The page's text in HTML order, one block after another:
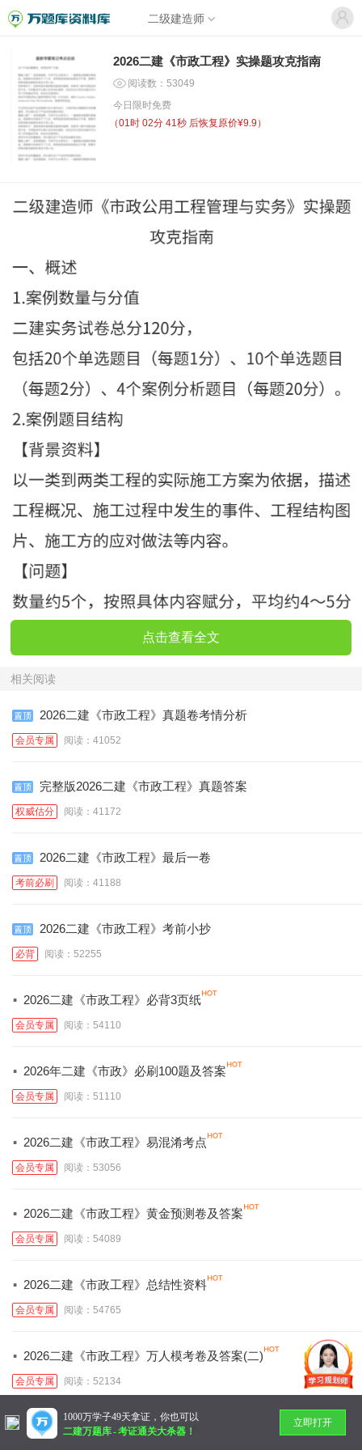
二级建造师
2026二建《市政工程》实操题攻克指南
阅读数：53049
今日限时免费
（01时 02分 41秒 后恢复原价¥9.9）
点击查看全文
相关阅读
2026二建《市政工程》真题卷考情分析
会员专属 阅读：41052
完整版2026二建《市政工程》真题答案
权威估分 阅读：41172
2026二建《市政工程》最后一卷
考前必刷 阅读：41188
2026二建《市政工程》考前小抄
必背 阅读：52255
· 2026二建《市政工程》必背3页纸
会员专属 阅读：54110
· 2026年二建《市政》必刷100题及答案
会员专属 阅读：51110
· 2026二建《市政工程》易混淆考点
会员专属 阅读：53056
· 2026二建《市政工程》黄金预测卷及答案
会员专属 阅读：54089
· 2026二建《市政工程》总结性资料
会员专属 阅读：54765
· 2026二建《市政工程》万人模考卷及答案(二)
会员专属 阅读：52134
暂无更多
1000万学子49天拿证，你也可以
二建万题库-考证通关大杀器！
立即打开